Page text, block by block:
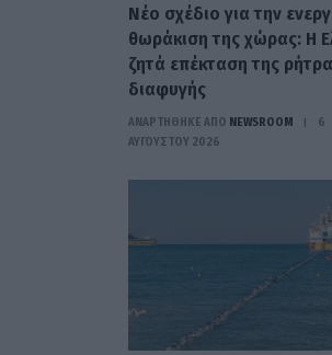
Νέο σχέδιο για την
θωράκιση της χώρας: Η
ζητά επέκταση της
διαφυγής
ΑΝΑΡΤΗΘΗΚΕ ΑΠΟ NEWSROOM
6
ΑΥΓΟΎΣΤΟΥ 2026